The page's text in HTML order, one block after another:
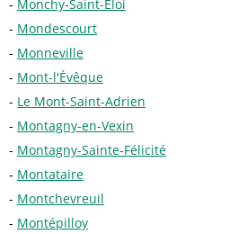
Monchy-Saint-Éloi
Mondescourt
Monneville
Mont-l'Évêque
Le Mont-Saint-Adrien
Montagny-en-Vexin
Montagny-Sainte-Félicité
Montataire
Montchevreuil
Montépilloy